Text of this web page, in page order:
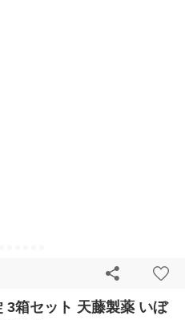
3箱セット 天藤製薬 いぼ